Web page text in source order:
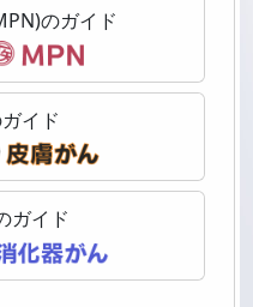
のガイド
イド
ガイド